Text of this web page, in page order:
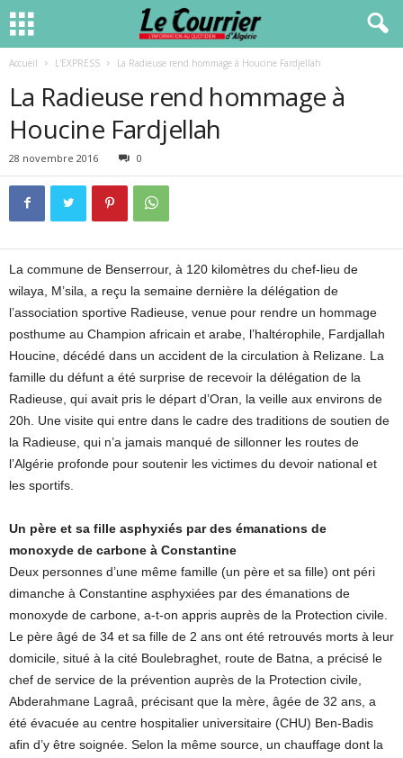
Accueil L'EXPRESS La Radieuse rend hommage à Houcine Fardjellah
La Radieuse rend hommage à
Houcine Fardjellah
28 novembre 2016 0
La commune de Benserrour, à 120 kilomètres du chef-lieu de
wilaya, M’sila, a reçu la semaine dernière la délégation de
l’association sportive Radieuse, venue pour rendre un hommage
posthume au Champion africain et arabe, l’haltérophile, Fardjallah
Houcine, décédé dans un accident de la circulation à Relizane. La
famille du défunt a été surprise de recevoir la délégation de la
Radieuse, qui avait pris le départ d’Oran, la veille aux environs de
20h. Une visite qui entre dans le cadre des traditions de soutien de
la Radieuse, qui n’a jamais manqué de sillonner les routes de
l’Algérie profonde pour soutenir les victimes du devoir national et
les sportifs.
Un père et sa fille asphyxiés par des émanations de
monoxyde de carbone à Constantine
Deux personnes d’une même famille (un père et sa fille) ont péri
dimanche à Constantine asphyxiées par des émanations de
monoxyde de carbone, a-t-on appris auprès de la Protection civile.
Le père âgé de 34 et sa fille de 2 ans ont été retrouvés morts à leur
domicile, situé à la cité Boulebraghet, route de Batna, a précisé le
chef de service de la prévention auprès de la Protection civile,
Abderahmane Lagraâ, précisant que la mère, âgée de 32 ans, a
été évacuée au centre hospitalier universitaire (CHU) Ben-Badis
afin d’y être soignée. Selon la même source, un chauffage dont la